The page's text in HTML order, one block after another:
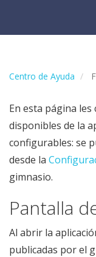
Centro de Ayuda
En esta página
disponibles de la
configurables: se
desde la
gimnasio.
Pantalla
Al abrir la
publicadas por el